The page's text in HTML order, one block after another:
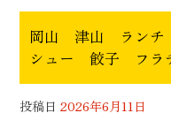
岡山 津山 ラン
シュー 餃子 フラ
投稿日 2026年6月11日